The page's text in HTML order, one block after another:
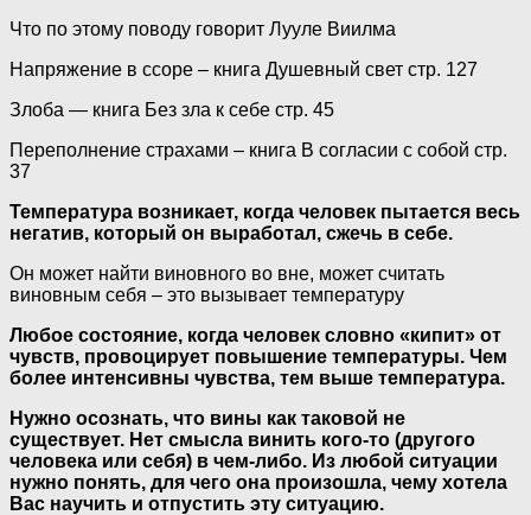
Что по этому поводу говорит Лууле Виилма
Напряжение в ссоре – книга Душевный свет стр. 127
Злоба — книга Без зла к себе стр. 45
Переполнение страхами – книга В согласии с собой стр.
37
Температура возникает, когда человек пытается весь
негатив, который он выработал, сжечь в себе.
Он может найти виновного во вне, может считать
виновным себя – это вызывает температуру
Любое состояние, когда человек словно «кипит» от
чувств, провоцирует повышение температуры. Чем
более интенсивны чувства, тем выше температура.
Нужно осознать, что вины как таковой не
существует. Нет смысла винить кого-то (другого
человека или себя) в чем-либо. Из любой ситуации
нужно понять, для чего она произошла, чему хотела
Вас научить и отпустить эту ситуацию.